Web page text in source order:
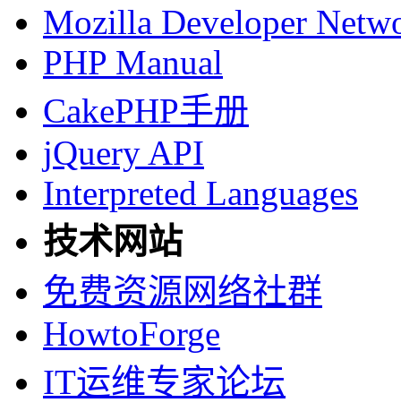
Mozilla Developer
PHP Manual
CakePHP手册
jQuery API
Interpreted Languages
技术网站
免费资源网络社群
HowtoForge
IT运维专家论坛